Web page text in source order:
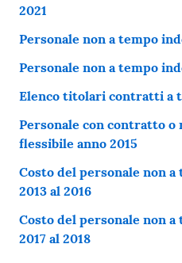
2021
Personale non a tempo
Personale non a tempo
Elenco titolari contratti a
Personale con contratto o
flessibile anno 2015
Costo del personale non
2013 al 2016
Costo del personale non
2017 al 2018